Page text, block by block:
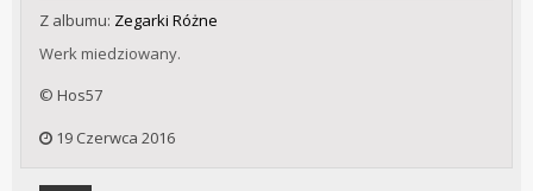
Z albumu: Zegarki Różne
Werk miedziowany.
© Hos57
19 Czerwca 2016